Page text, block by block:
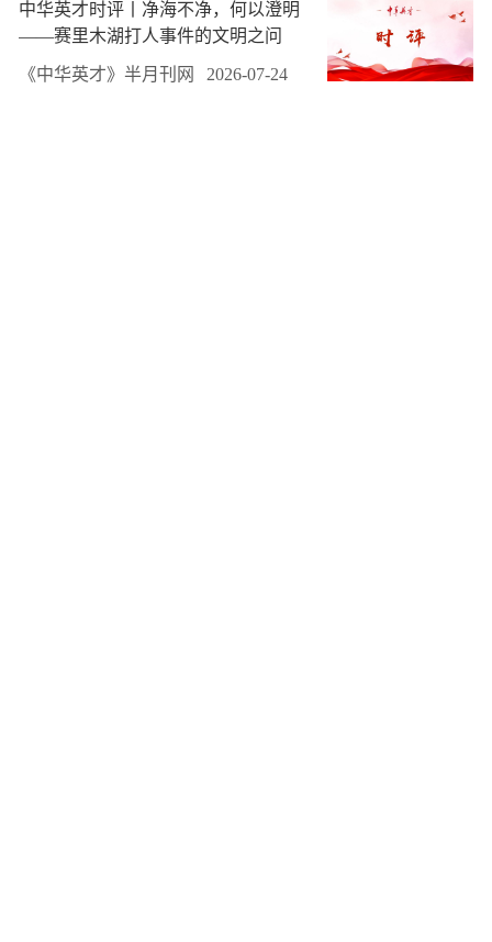
中华英才时评丨净海不净，何以澄明
——赛里木湖打人事件的文明之问
《中华英才》半月刊网 2026-07-24